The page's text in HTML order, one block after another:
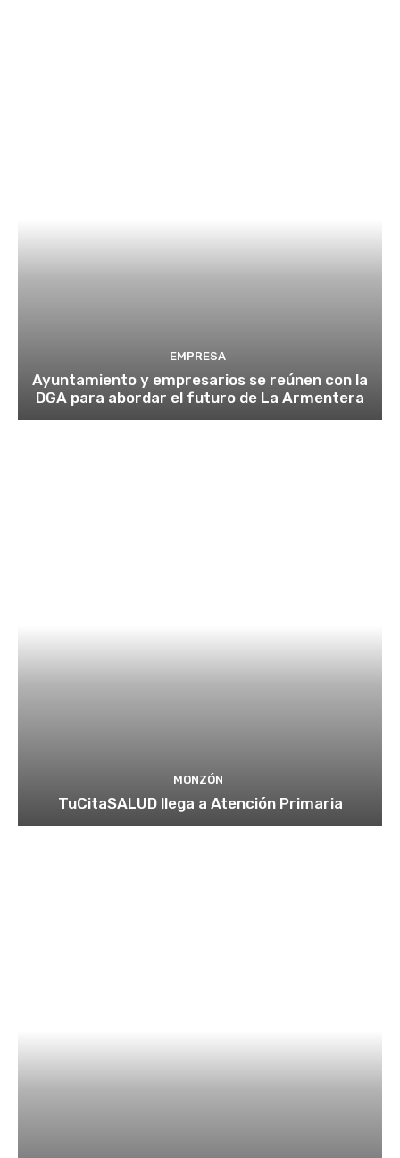
EMPRESA
Ayuntamiento y empresarios se reúnen con la
DGA para abordar el futuro de La Armentera
MONZÓN
TuCitaSALUD llega a Atención Primaria